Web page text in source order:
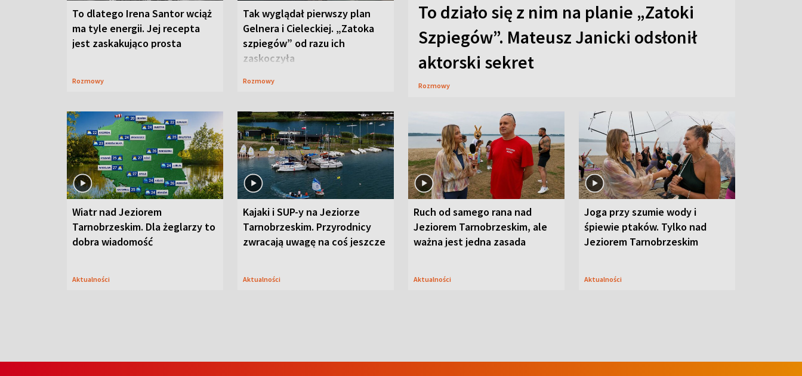
To dlatego Irena Santor wciąż
ma tyle energii. Jej recepta
jest zaskakująco prosta
Rozmowy
Tak wyglądał pierwszy plan
Gelnera i Cieleckiej. „Zatoka
szpiegów” od razu ich
zaskoczyła
Rozmowy
To działo się z nim na planie „Zatoki
Szpiegów”. Mateusz Janicki odsłonił
aktorski sekret
Rozmowy
Wiatr nad Jeziorem
Tarnobrzeskim. Dla żeglarzy to
dobra wiadomość
Aktualności
Kajaki i SUP-y na Jeziorze
Tarnobrzeskim. Przyrodnicy
zwracają uwagę na coś jeszcze
Aktualności
Ruch od samego rana nad
Jeziorem Tarnobrzeskim, ale
ważna jest jedna zasada
Aktualności
Joga przy szumie wody i
śpiewie ptaków. Tylko nad
Jeziorem Tarnobrzeskim
Aktualności